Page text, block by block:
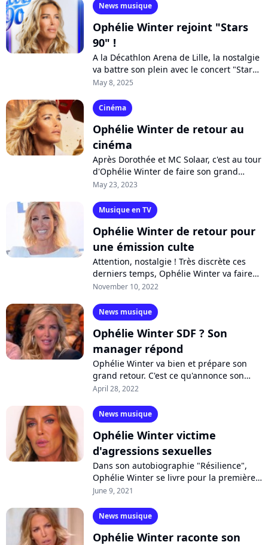
News musique
Ophélie Winter rejoint "Stars
90" !
A la Décathlon Arena de Lille, la nostalgie
va battre son plein avec le concert "Stars
80 / Stars 90 - La Grande Battle !". Autour
May 8, 2025
Cinéma
Ophélie Winter de retour au
cinéma
Après Dorothée et MC Solaar, c'est au tour
d'Ophélie Winter de faire son grand
retour au cinéma pour la saga
et...
May 23, 2023
Musique en TV
Ophélie Winter de retour pour
une émission culte
Attention, nostalgie ! Très discrète ces
derniers temps, Ophélie Winter va faire
son grand retour à la télévision pour le
November 10, 2022
News musique
Ophélie Winter SDF ? Son
manager répond
Ophélie Winter va bien et prépare son
grand retour. C'est ce qu'annonce son
nouveau manager Christopher Davin
disant...
April 28, 2022
News musique
Ophélie Winter victime
d'agressions sexuelles
Dans son autobiographie "Résilience",
Ophélie Winter se livre pour la première
fois sur les agressions sexuelles dont elle
June 9, 2021
News musique
Ophélie Winter raconte son